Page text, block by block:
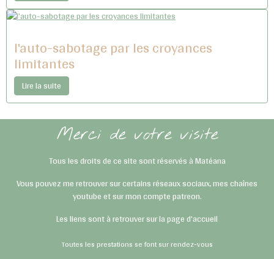
l'auto-sabotage par les croyances
limitantes
Lire la suite
Merci de votre visite
Tous les droits de ce site sont réservés à Matéana
Vous pouvez me retrouver sur certains réseaux sociaux, mes chaînes
youtube et sur mon compte patreon.
Les liens sont à retrouver sur la page d'accueil
Toutes les prestations se font sur rendez-vous